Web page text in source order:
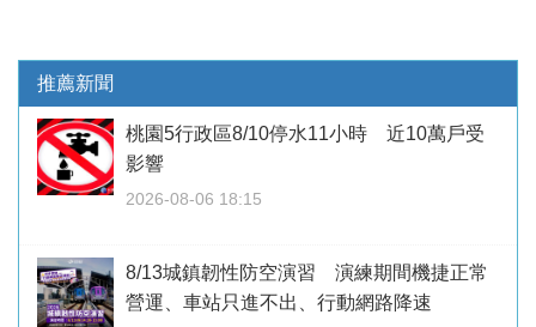
推薦新聞
桃園5行政區8/10停水11小時 近10萬戶受
影響
2026-08-06 18:15
8/13城鎮韌性防空演習 演練期間機捷正常
營運、車站只進不出、行動網路降速